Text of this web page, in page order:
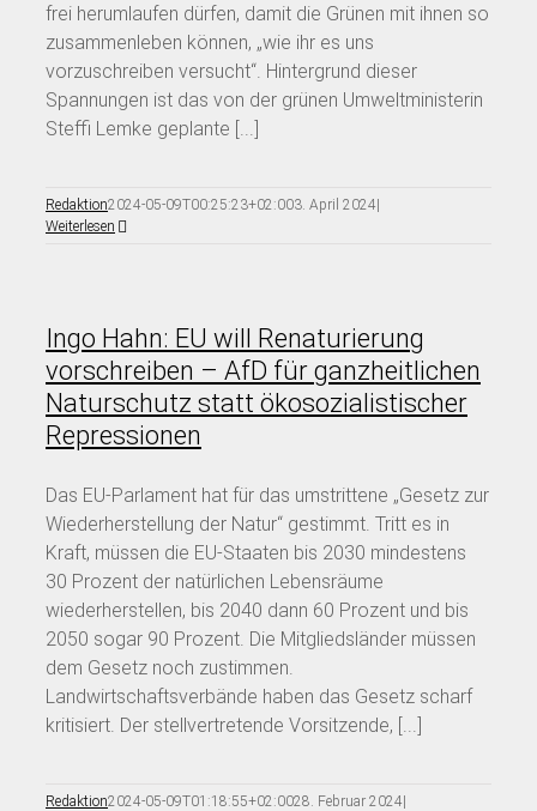
frei herumlaufen dürfen, damit die Grünen mit ihnen so
zusammenleben können, „wie ihr es uns
vorzuschreiben versucht“. Hintergrund dieser
Spannungen ist das von der grünen Umweltministerin
Steffi Lemke geplante [...]
Redaktion2024-05-09T00:25:23+02:003. April 2024|
Weiterlesen
Ingo Hahn: EU will Renaturierung
vorschreiben – AfD für ganzheitlichen
Naturschutz statt ökosozialistischer
Repressionen
Das EU-Parlament hat für das umstrittene „Gesetz zur
Wiederherstellung der Natur“ gestimmt. Tritt es in
Kraft, müssen die EU-Staaten bis 2030 mindestens
30 Prozent der natürlichen Lebensräume
wiederherstellen, bis 2040 dann 60 Prozent und bis
2050 sogar 90 Prozent. Die Mitgliedsländer müssen
dem Gesetz noch zustimmen.
Landwirtschaftsverbände haben das Gesetz scharf
kritisiert. Der stellvertretende Vorsitzende, [...]
Redaktion2024-05-09T01:18:55+02:0028. Februar 2024|